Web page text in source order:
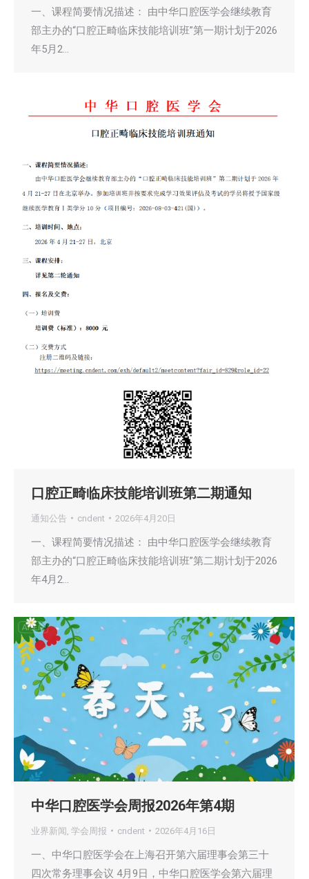
一、课程简要情况描述： 由中华口腔医学会继续教育
部主办的“口腔正畸临床技能培训班”第一期计划于2026
年5月2…
口腔正畸临床技能培训班第二期通知
通知公告 cndent 2026年4月20日
一、课程简要情况描述： 由中华口腔医学会继续教育
部主办的“口腔正畸临床技能培训班”第二期计划于2026
年4月2…
中华口腔医学会周报2026年第4期
业界新闻 学会周报 cndent 2026年4月16日
一、中华口腔医学会在上海召开第六届理事会第三十
四次常务理事会议 4月9日，中华口腔医学会第六届理